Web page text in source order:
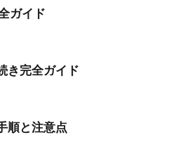
ガイド
き完全ガイド
順と注意点